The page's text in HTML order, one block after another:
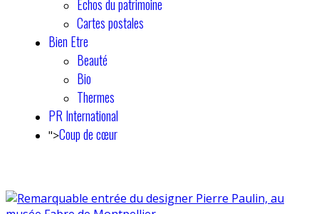
Echos du patrimoine
Cartes postales
Bien Etre
Beauté
Bio
Thermes
PR International
">Coup de cœur